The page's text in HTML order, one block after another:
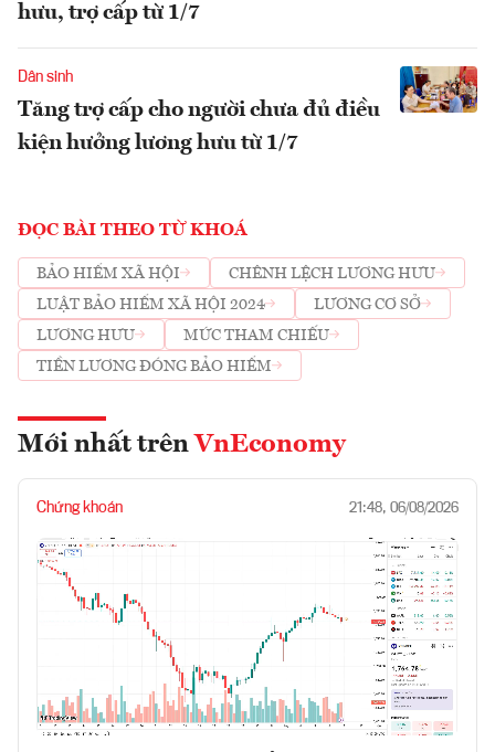
hưu, trợ cấp từ 1/7
Dân sinh
Tăng trợ cấp cho người chưa đủ điều
kiện hưởng lương hưu từ 1/7
ĐỌC BÀI THEO TỪ KHOÁ
BẢO HIỂM XÃ HỘI
CHÊNH LỆCH LƯƠNG HƯU
LUẬT BẢO HIỂM XÃ HỘI 2024
LƯƠNG CƠ SỞ
LƯƠNG HƯU
MỨC THAM CHIẾU
TIỀN LƯƠNG ĐÓNG BẢO HIỂM
Mới nhất trên VnEconomy
Chứng khoán 21:48, 06/08/2026